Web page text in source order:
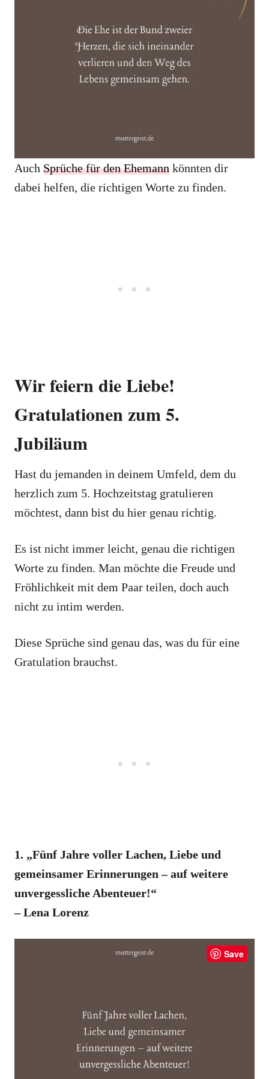
Auch Sprüche für den Ehemann könnten dir
dabei helfen, die richtigen Worte zu finden.
Wir feiern die Liebe!
Gratulationen zum 5.
Jubiläum
Hast du jemanden in deinem Umfeld, dem du
herzlich zum 5. Hochzeitstag gratulieren
möchtest, dann bist du hier genau richtig.
Es ist nicht immer leicht, genau die richtigen
Worte zu finden. Man möchte die Freude und
Fröhlichkeit mit dem Paar teilen, doch auch
nicht zu intim werden.
Diese Sprüche sind genau das, was du für eine
Gratulation brauchst.
1. „Fünf Jahre voller Lachen, Liebe und
gemeinsamer Erinnerungen – auf weitere
unvergessliche Abenteuer!“
– Lena Lorenz
Save